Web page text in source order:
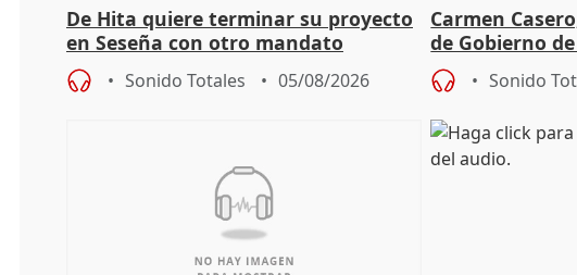
De Hita quiere terminar su proyecto
en Seseña con otro mandato
Sonido Totales 05/08/2026
Carmen
de Gobierno
de Pérez de Siles
Sonido